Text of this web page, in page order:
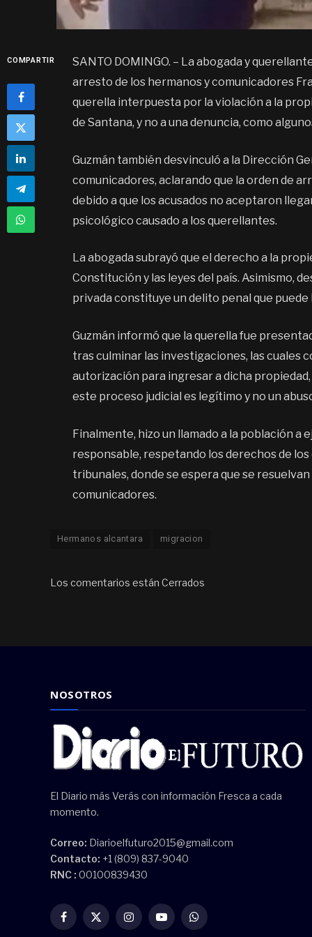
COMPARTIR
SANTO DOMINGO. – La abogada y
arresto de los hermanos y comunicadores
querella interpuesta por la violación a la
de Santana, y no a una denuncia, como
Guzmán también desvinculó a la Dirección
comunicadores, aclarando que la orden de
debido a que los acusados no aceptaron
psicológico causado a los querellantes.
La abogada subrayó que el derecho a la
Constitución y las leyes del país. Asimismo,
privada constituye un delito penal que
Guzmán informó que la querella fue
tras culminar las investigaciones, las cuales
autorización para ingresar a dicha
este proceso judicial es legítimo y no un
Finalmente, hizo un llamado a la población
responsable, respetando los derechos de
tribunales, donde se espera que se
comunicadores.
Hermanos alcantara migracion
Los comentarios están Cerrados
NOSOTROS
El Diario más Verás con información Fresca a cada
momento.
Correo: Diarioelfuturo2015@gmail.com
Contacto: +1 (809) 837-9040
RNC : 00100839430
Facebook
X
InstagramYouTubeWhatsApp